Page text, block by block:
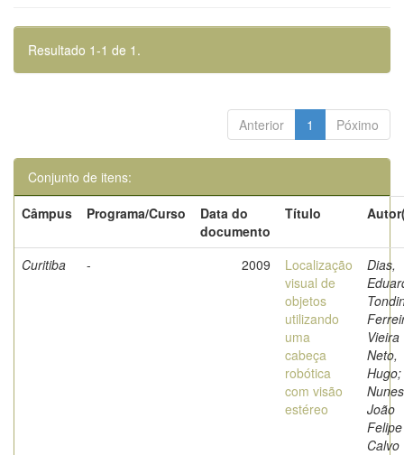
Resultado 1-1 de 1.
Anterior 1 Póximo
Conjunto de itens:
Câmpus
Programa/Curso
Data do
documento
Título
Curitiba - 2009
Localização
visual de
objetos
utilizando
uma
cabeça
robótica
com visão
estéreo
Dias,
Vieira
Neto,
Hugo;
João
Felipe
Calvo